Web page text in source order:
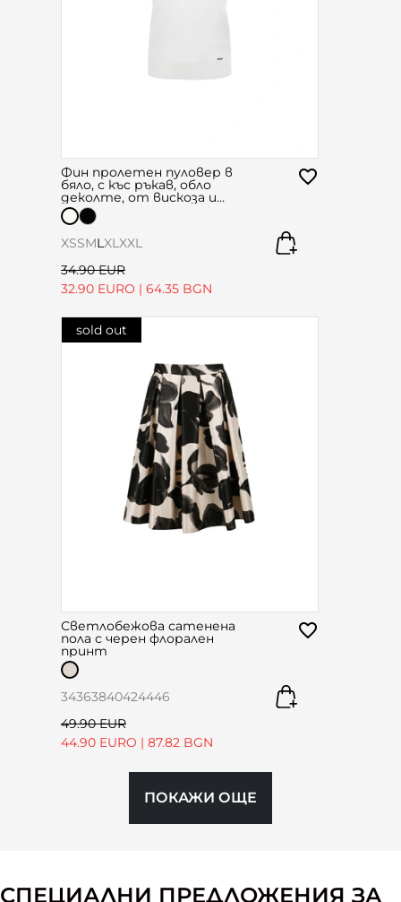
Фин пролетен пуловер в
бяло, с къс ръкав, обло
деколте, от вискоза и
памук
XSSML XL XXL
34.90 EUR
32.90 EURO | 64.35 BGN
sold out
Светлобежова сатенена
пола с черен флорален
принт
34363840424446
49.90 EUR
44.90 EURO | 87.82 BGN
ПОКАЖИ ОЩЕ
СПЕЦИАЛНИ ПРЕДЛОЖЕНИЯ ЗА